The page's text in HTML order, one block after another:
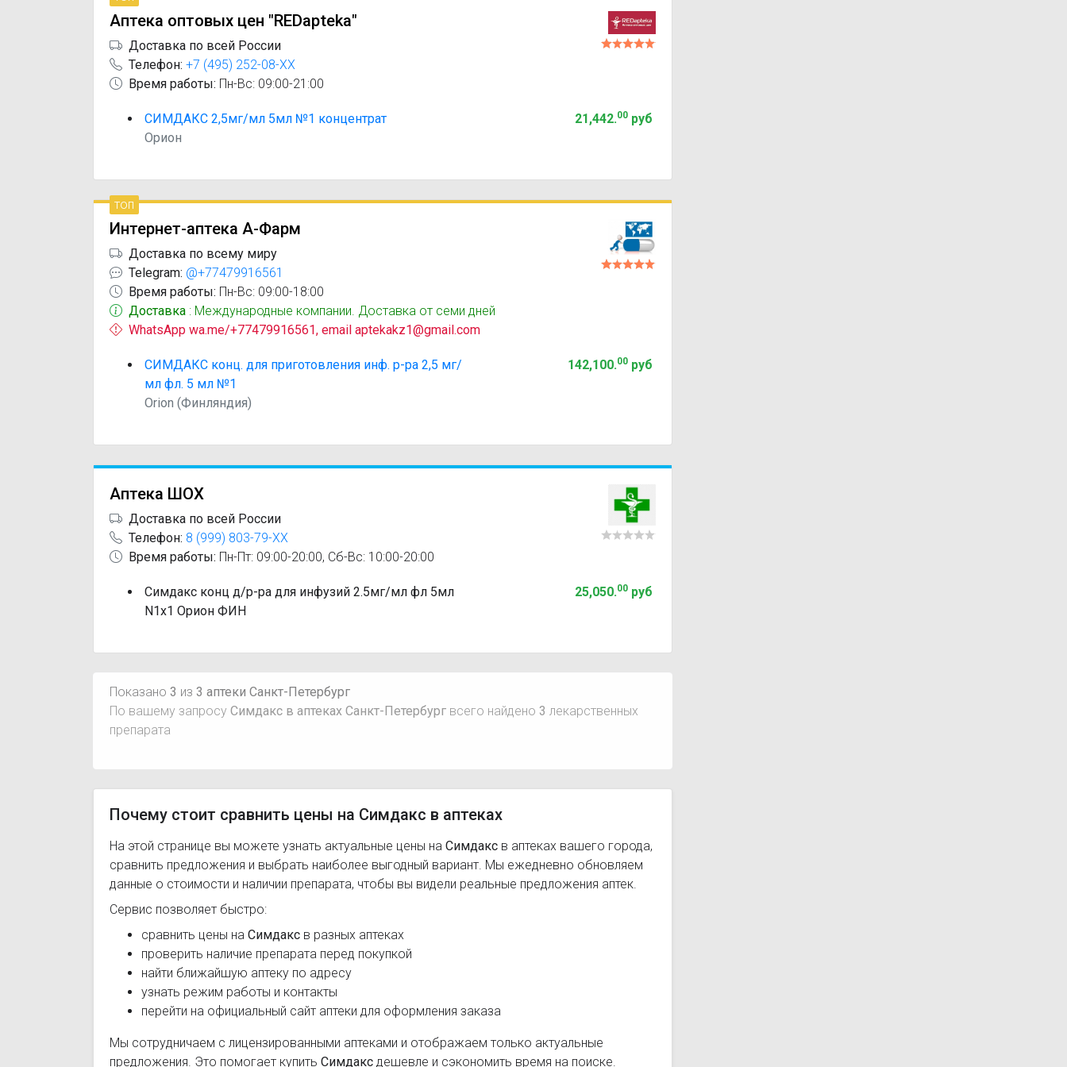
Аптека оптовых цен "REDapteka"
Доставка по всей России
Телефон: +7 (495) 252-08-XX
Время работы: Пн-Вс: 09:00-21:00
СИМДАКС 2,5мг/мл 5мл №1 концентрат
Орион
21,442.00руб
топ
Интернет-аптека А-Фарм
Доставка по всему миру
Telegram: @+77479916561
Время работы: Пн-Вс: 09:00-18:00
Доставка : Международные компании. Доставка от семи дней
WhatsApp wa.me/+77479916561, email aptekakz1@gmail.com
СИМДАКС конц. для приготовления инф. р-ра 2,5 мг/
мл фл. 5 мл №1
Orion (Финляндия)
142,100.00руб
Аптека ШОХ
Доставка по всей России
Телефон: 8 (999) 803-79-XX
Время работы: Пн-Пт: 09:00-20:00, Сб-Вс: 10:00-20:00
Симдакс конц д/р-ра для инфузий 2.5мг/мл фл 5мл
N1x1 Орион ФИН
25,050.00руб
Показано 3 из 3 аптеки Санкт-Петербург
По вашему запросу Симдакс в аптеках Санкт-Петербург всего найдено 3 лекарственных
препарата
Почему стоит сравнить цены на Симдакс в аптеках
На этой странице вы можете узнать актуальные цены на Симдакс в аптеках вашего города,
сравнить предложения и выбрать наиболее выгодный вариант. Мы ежедневно обновляем
данные о стоимости и наличии препарата, чтобы вы видели реальные предложения аптек.
Сервис позволяет быстро:
сравнить цены на Симдакс в разных аптеках
проверить наличие препарата перед покупкой
найти ближайшую аптеку по адресу
узнать режим работы и контакты
перейти на официальный сайт аптеки для оформления заказа
Мы сотрудничаем с лицензированными аптеками и отображаем только актуальные
предложения. Это помогает купить Симдакс дешевле и сэкономить время на поиске.